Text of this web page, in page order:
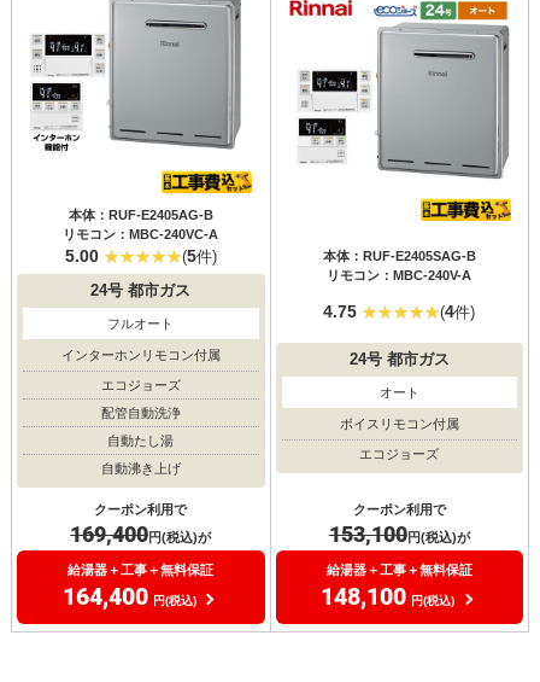
本体：RUF-E2405AG-B
リモコン：MBC-240VC-A
5.00 (5件)
24号 都市ガス
フルオート
インターホンリモコン付属
エコジョーズ
配管自動洗浄
自動たし湯
自動沸き上げ
クーポン利用で
169,400円(税込)が
給湯器＋工事＋無料保証
164,400 円(税込)
本体：RUF-E2405SAG-B
リモコン：MBC-240V-A
4.75 (4件)
24号都市ガス
オート
ボイスリモコン付属
エコジョーズ
クーポン利用で
153,100円(税込)が
給湯器＋工事＋無料保証
148,100 円(税込)